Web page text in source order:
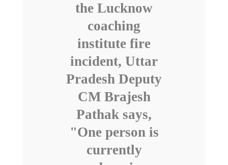
the Lucknow
coaching
institute fire
incident, Uttar
Pradesh Deputy
CM Brajesh
Pathak says,
"One person is
currently